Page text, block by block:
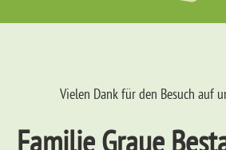
Vielen Dank für den Besuch auf